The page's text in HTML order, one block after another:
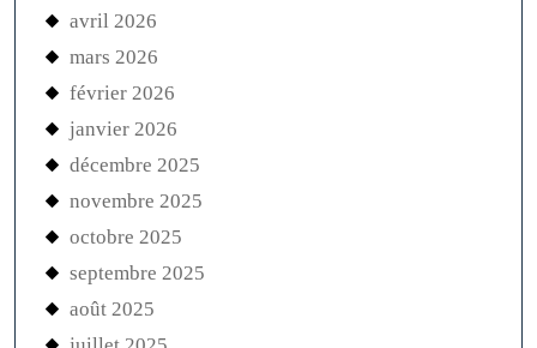
avril 2026
mars 2026
février 2026
janvier 2026
décembre 2025
novembre 2025
octobre 2025
septembre 2025
août 2025